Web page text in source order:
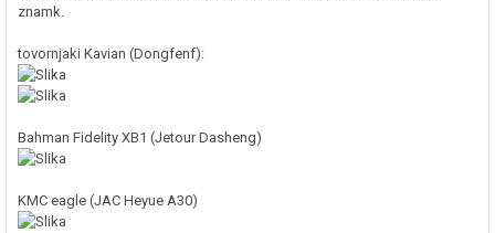
znamk.
tovornjaki Kavian (Dongfenf):
Bahman Fidelity XB1 (Jetour Dasheng)
KMC eagle (JAC Heyue A30)